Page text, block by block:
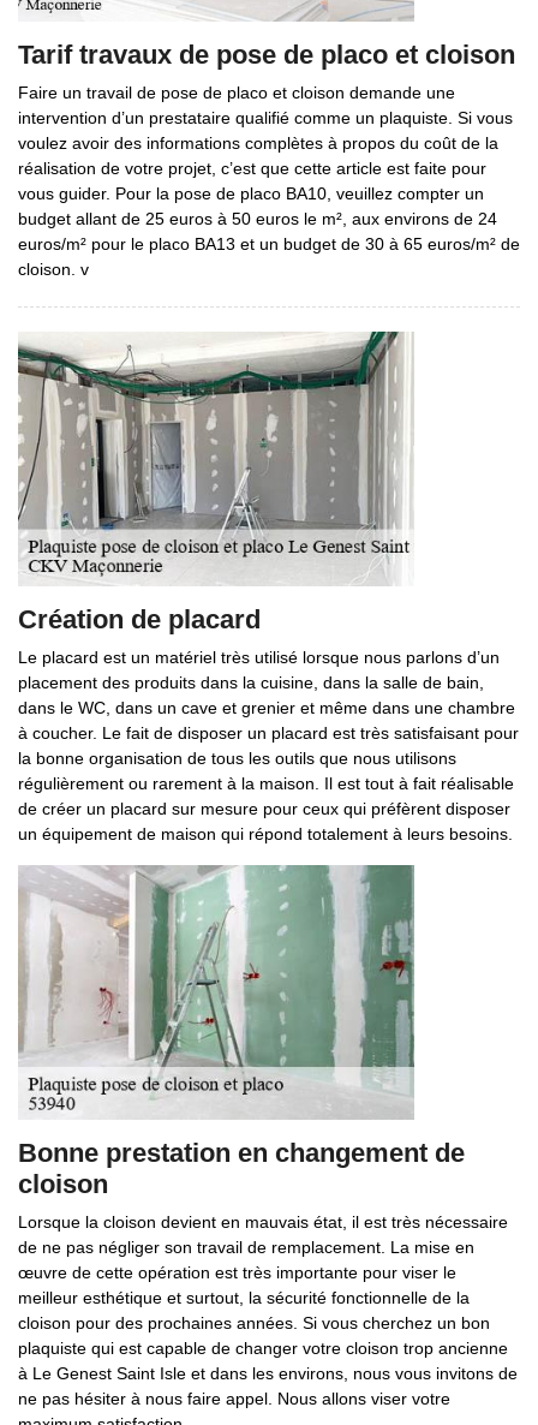
Tarif travaux de pose de placo et cloison
Faire un travail de pose de placo et cloison demande une
intervention d’un prestataire qualifié comme un plaquiste. Si vous
voulez avoir des informations complètes à propos du coût de la
réalisation de votre projet, c’est que cette article est faite pour
vous guider. Pour la pose de placo BA10, veuillez compter un
budget allant de 25 euros à 50 euros le m², aux environs de 24
euros/m² pour le placo BA13 et un budget de 30 à 65 euros/m² de
cloison. v
Création de placard
Le placard est un matériel très utilisé lorsque nous parlons d’un
placement des produits dans la cuisine, dans la salle de bain,
dans le WC, dans un cave et grenier et même dans une chambre
à coucher. Le fait de disposer un placard est très satisfaisant pour
la bonne organisation de tous les outils que nous utilisons
régulièrement ou rarement à la maison. Il est tout à fait réalisable
de créer un placard sur mesure pour ceux qui préfèrent disposer
un équipement de maison qui répond totalement à leurs besoins.
Bonne prestation en changement de
cloison
Lorsque la cloison devient en mauvais état, il est très nécessaire
de ne pas négliger son travail de remplacement. La mise en
œuvre de cette opération est très importante pour viser le
meilleur esthétique et surtout, la sécurité fonctionnelle de la
cloison pour des prochaines années. Si vous cherchez un bon
plaquiste qui est capable de changer votre cloison trop ancienne
à Le Genest Saint Isle et dans les environs, nous vous invitons de
ne pas hésiter à nous faire appel. Nous allons viser votre